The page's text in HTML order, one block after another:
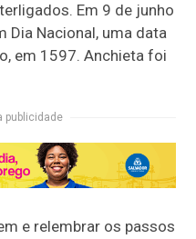
Em 9 de junho
Dia Nacional, uma data
em 1597. Anchieta foi
publicidade
e relembrar os passos